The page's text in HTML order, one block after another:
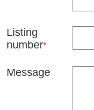
Listing
number*
Message